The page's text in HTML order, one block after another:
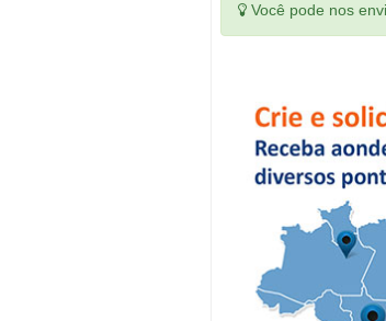
Você pode nos